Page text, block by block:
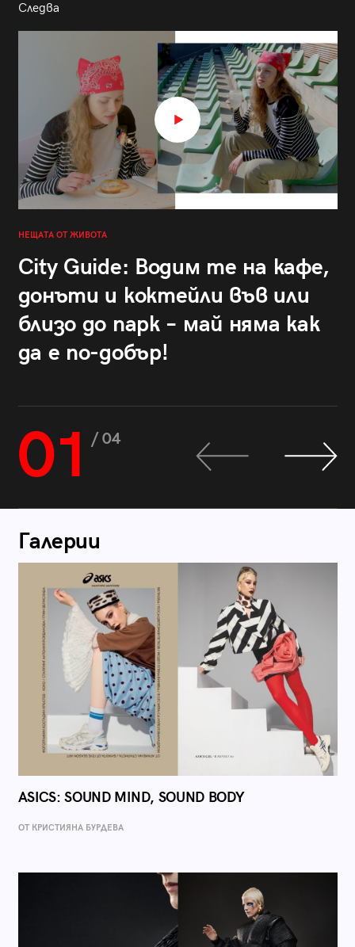
Следва
НЕЩАТА ОТ ЖИВОТА
City Guide: Водим те на кафе,
донъти и коктейли във или
близо до парк – май няма как
да е по-добър!
01 / 04
Галерии
ASICS: SOUND MIND, SOUND BODY
ОТ КРИСТИЯНА БУРДЕВА